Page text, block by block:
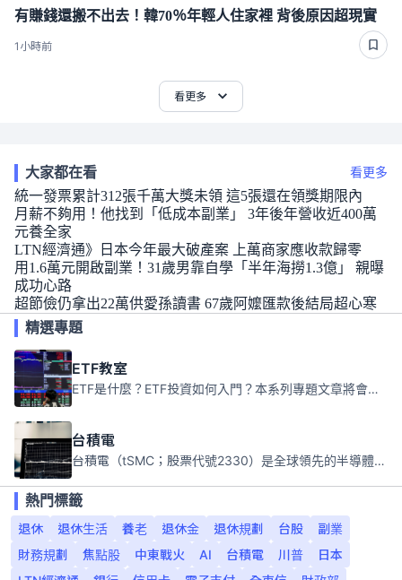
有賺錢還搬不出去！韓70％年輕人住家裡 背後原因超現實
1小時前
看更多
大家都在看 看更多
統一發票累計312張千萬大獎未領 這5張還在領獎期限內
月薪不夠用！他找到「低成本副業」 3年後年營收近400萬
元養全家
LTN經濟通》日本今年最大破產案 上萬商家應收款歸零
用1.6萬元開啟副業！31歲男靠自學「半年海撈1.3億」 親曝
成功心路
超節儉仍拿出22萬供愛孫讀書 67歲阿嬤匯款後結局超心寒
精選專題
ETF教室
ETF是什麼？ETF投資如何入門？本系列專題文章將會告訴你新手必須知道的ETF基礎知識。
台積電
台積電（tSMC；股票代號2330）是全球領先的半導體代工公司，成立於1987年，總部位於台灣新竹。且已於美國、日本、德國及中國設廠，台積電是全球首家專業積體電路製造服務公司，也是全球最先進和最大規模的半導體代工廠。
熱門標籤
退休
退休生活 養老 退休金 退休規劃 台股
副業
財務規劃
焦點股 中東戰火 AI 台積電 川普
日本